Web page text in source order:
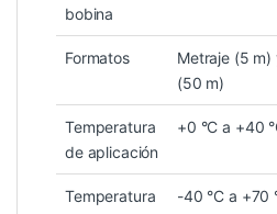
bobina
Formatos
Metraje (5
(50 m)
Temperatura
de aplicación
+0 °C a +40
Temperatura
-40 °C a +70